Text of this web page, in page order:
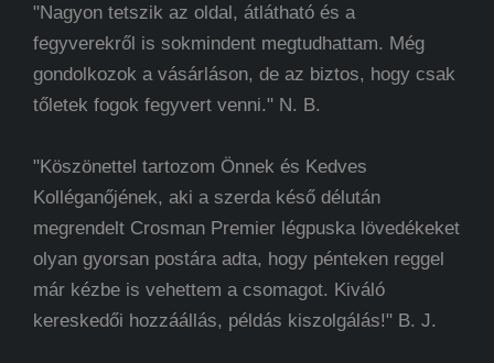
"Nagyon tetszik az oldal, átlátható és a
fegyverekről is sokmindent megtudhattam. Még
gondolkozok a vásárláson, de az biztos, hogy csak
tőletek fogok fegyvert venni." N. B.
"Köszönettel tartozom Önnek és Kedves
Kolléganőjének, aki a szerda késő délután
megrendelt Crosman Premier légpuska lövedékeket
olyan gyorsan postára adta, hogy pénteken reggel
már kézbe is vehettem a csomagot. Kiváló
kereskedői hozzáállás, példás kiszolgálás!" B. J.